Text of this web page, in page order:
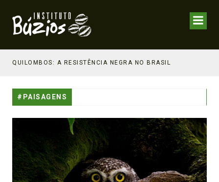
QUILOMBOS: A RESISTÊNCIA NEGRA NO BRASIL
#PAISAGENS